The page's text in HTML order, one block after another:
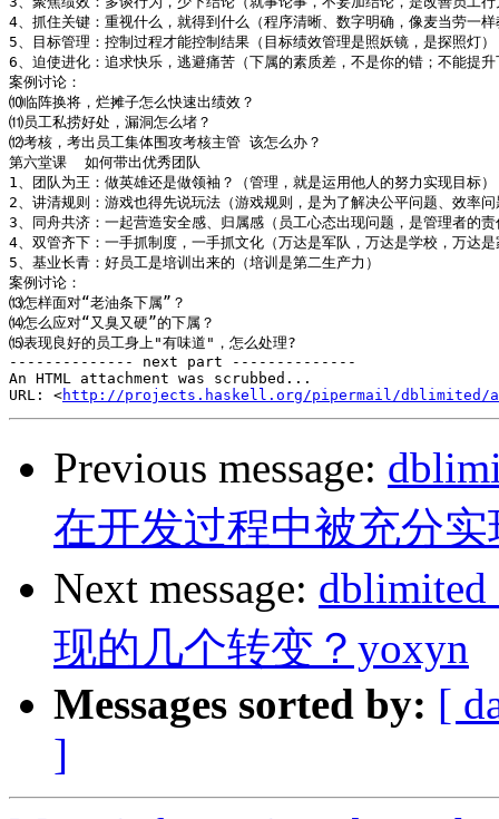
4、抓住关键：重视什么，就得到什么（程序清晰、数字明确，像麦当劳一
5、目标管理：控制过程才能控制结果（目标绩效管理是照妖镜，是探照灯）
6、迫使进化：追求快乐，逃避痛苦（下属的素质差，不是你的错；不能提
案例讨论：
⑽临阵换将，烂摊子怎么快速出绩效？
⑾员工私捞好处，漏洞怎么堵？
⑿考核，考出员工集体围攻考核主管 该怎么办？
第六堂课  如何带出优秀团队
1、团队为王：做英雄还是做领袖？（管理，就是运用他人的努力实现目标）
2、讲清规则：游戏也得先说玩法（游戏规则，是为了解决公平问题、效率问
3、同舟共济：一起营造安全感、归属感（员工心态出现问题，是管理者的责
4、双管齐下：一手抓制度，一手抓文化（万达是军队，万达是学校，万达
5、基业长青：好员工是培训出来的（培训是第二生产力）
案例讨论：
⒀怎样面对“老油条下属”？
⒁怎么应对“又臭又硬”的下属？
⒂表现良好的员工身上"有味道"，怎么处理?
-------------- next part --------------
An HTML attachment was scrubbed...
URL: <http://projects.haskell.org/pipermail/dblimited/
Previous message:
在开发过程中被充分实
Next message:
现的几个转变？yoxyn
Messages sorted by: [
]